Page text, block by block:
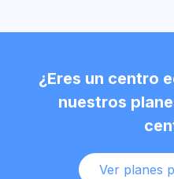
¿Eres un centro
nuestros
Ver planes